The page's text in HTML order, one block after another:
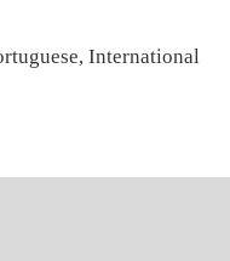
International